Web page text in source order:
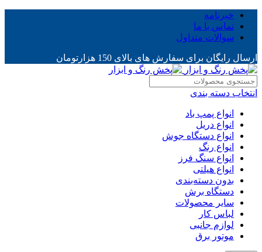
خبرنامه
تماس با ما
سوالات متداول
ارسال رایگان برای سفارش های بالای 150 هزارتومان
انتخاب دسته بندی
انواع پمپ باد
انواع دریل
انواع دستگاه جوش
انواع رنگ
انواع سنگ فرز
انواع هیلتی
بدون دسته‌بندی
دستگاه برش
سایر محصولات
لباس کار
لوازم جانبی
موتور برق